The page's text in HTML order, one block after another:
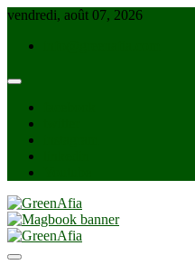
Skip
content
vendredi, août 07, 2026
GreenAfia